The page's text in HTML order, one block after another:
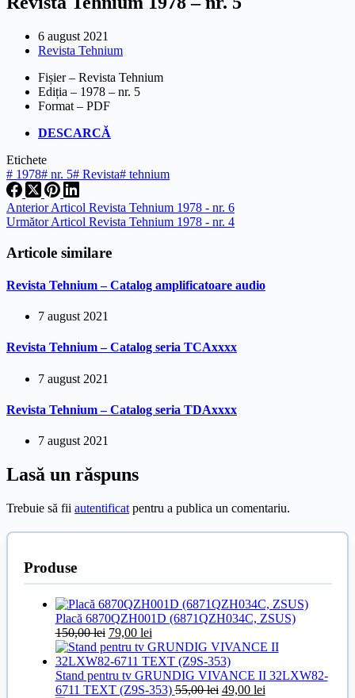
6 august 2021
Revista Tehnium
Fișier – Revista Tehnium
Ediția – 1978 – nr. 5
Format – PDF
DESCARCĂ
Etichete
# 1978# nr. 5# Revista# tehnium
AnteriorArticol Revista Tehnium 1978 - nr. 6
UrmătorArticol Revista Tehnium 1978 - nr. 4
Articole similare
Revista Tehnium – Catalog amplificatoare audio
7 august 2021
Revista Tehnium – Catalog seria TCAxxxx
7 august 2021
Revista Tehnium – Catalog seria TDAxxxx
7 august 2021
Lasă un răspuns
Trebuie să fii autentificat pentru a publica un comentariu.
Produse
Placă 6870QZH001D (6871QZH034C, ZSUS)
150,00lei Prețul
inițial
a
fost:
150,00 lei.
79,00 leiPrețul
curent
este:
79,00 lei.
Stand pentru tv GRUNDIG VIVANCE II 32LXW82-
6711 TEXT (Z9S-353)55,00lei Prețul
49,00 leiPrețul